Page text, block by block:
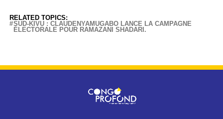
RELATED TOPICS:
SUD-KIVU : CLAUDENYAMUGABO LANCE LA CAMPAGNE
ÉLECTORALE POUR RAMAZANI SHADARI.